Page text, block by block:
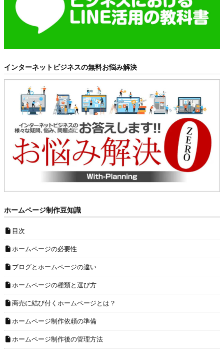
インターネットビジネスの無料お悩み解決
ホームページ制作豆知識
目次
ホームページの必要性
ブログとホームページの違い
ホームページの種類と選び方
商売に結び付くホームページとは？
ホームページ制作依頼の準備
ホームページ制作後の管理方法